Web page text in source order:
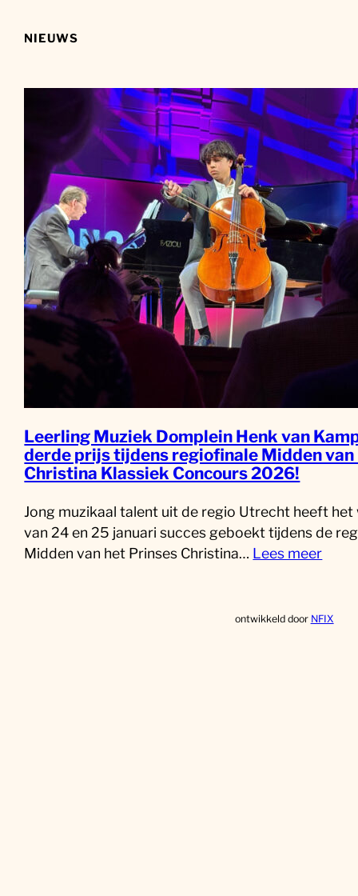
NIEUWS
Leerling Muziek Domplein Henk van
derde prijs tijdens regiofinale Midden van
Christina Klassiek Concours 2026!
Jong muzikaal talent uit de regio Utrecht heeft het
van 24 en 25 januari succes geboekt tijdens de
Midden van het Prinses Christina… Lees meer
ontwikkeld door NFIX